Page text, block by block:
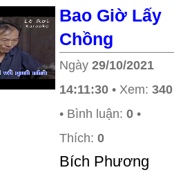
Bao Giờ Lấy
Chồng
Ngày 29/10/2021
14:11:30 • Xem: 340
• Bình luận: 0 •
Thích: 0
Bích Phương